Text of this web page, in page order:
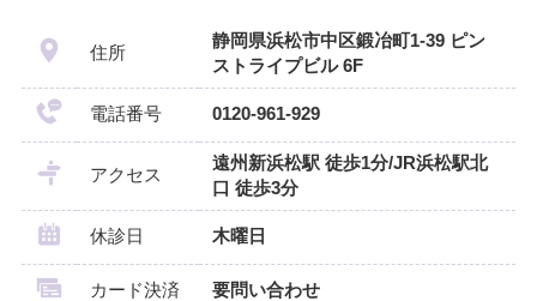
住所
静岡県浜松市中区鍛冶町1-39 ピン
ストライプビル 6F
電話番号 0120-961-929
アクセス
遠州新浜松駅 徒歩1分/JR浜松駅北
口 徒歩3分
休診日 木曜日
カード決済 要問い合わせ